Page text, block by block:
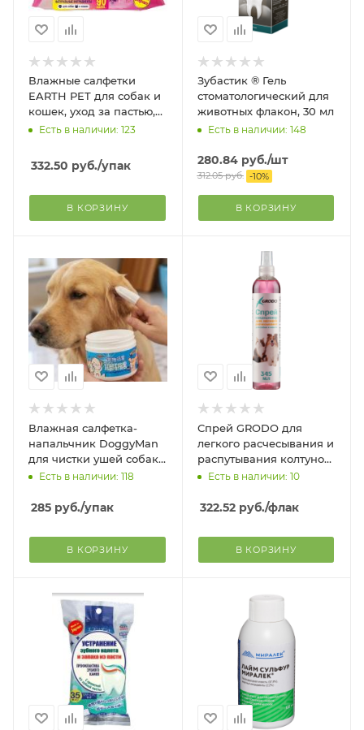
Влажные салфетки
EARTH PET для собак и
кошек, уход за пастью,
ушами, глазами, 90 шт.
Есть в наличии: 123
332.50 руб./упак
В КОРЗИНУ
Зубастик ® Гель
стоматологический для
животных флакон, 30 мл
Есть в наличии: 148
280.84руб./шт
312.05руб. -10%
В КОРЗИНУ
Влажная салфетка-
напальчник DoggyMan
для чистки ушей собак
и кошек, экстракт семян
Есть в наличии: 118
285 руб./упак
В КОРЗИНУ
Спрей GRODO для
легкого расчесывания и
распутывания колтунов,
345 мл
Есть в наличии: 10
322.52руб./флак
В КОРЗИНУ